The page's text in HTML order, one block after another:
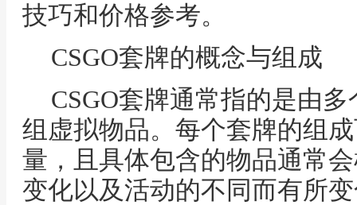
技巧和价格参考。
CSGO套牌的概念与组成
CSGO套牌通常指的是由
组虚拟物品。每个套牌的组
量，且具体包含的物品通常
变化以及活动的不同而有所